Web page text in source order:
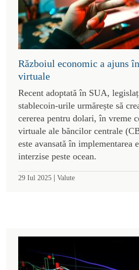
Războiul economic a ajuns
virtuale
Recent adoptată în SUA,
stablecoin-urile urmărește să
cererea pentru dolari, în vreme
virtuale ale băncilor centrale
este avansată în implementarea
interzise peste ocean.
29 Iul 2025 | Valute